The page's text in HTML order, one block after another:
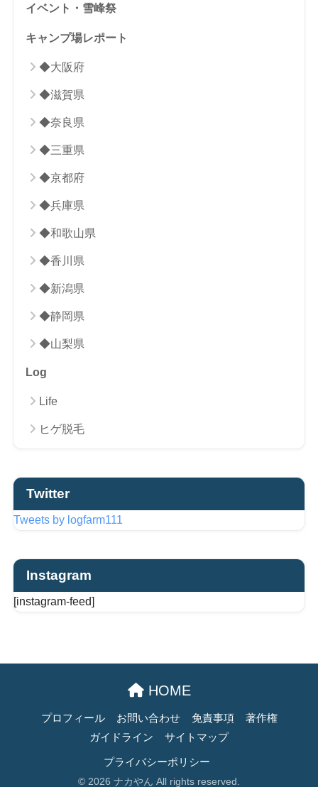
イベント・雪峰祭
キャンプ場レポート
◆大阪府
◆滋賀県
◆奈良県
◆三重県
◆京都府
◆兵庫県
◆和歌山県
◆香川県
◆新潟県
◆静岡県
◆山梨県
Log
Life
ヒゲ脱毛
Twitter
Tweets by logfarm111
Instagram
[instagram-feed]
HOME
プロフィール お問い合わせ 免責事項
著作権
ガイドライン
サイトマップ
プライバシーポリシー
© 2026 ナカやん All rights reserved.